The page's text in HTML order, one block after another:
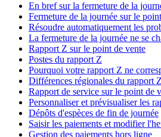
En bref sur la fermeture de la
Fermeture de la journée sur le
Résoudre automatiquement les
La fermeture de la journée ne se
Rapport Z sur le point de vente
Postes du rapport Z
Pourquoi votre rapport Z ne
Différences régionales du rapport
Rapport de service sur le point de
Personnaliser et prévisualiser les
Dépôts d'espèces de fin de journée
Saisir les paiements et modifier
Gestion des paiements hors ligne